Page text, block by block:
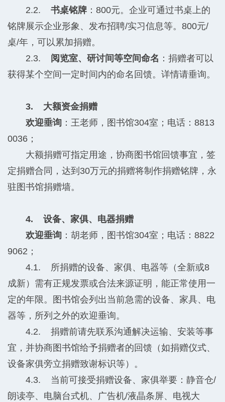
2.2. 书桌铭牌 ：800元。企业可通过书桌上的
铭牌展示企业形象、发布招聘/实习信息等。800元/
桌/年，可以累加捐赠。
2.3.
阅览室、研讨间等空间命名 ：捐赠者可以
获得某个空间一定时间内的命名回馈。详情请垂询。
3. 大额资金捐赠
欢迎垂询 ：王老师，图书馆304室；电话：8813
0036；
大额捐赠可指定用途，协商图书馆回馈事宜，签
定捐赠合同，达到30万元的捐赠将制作捐赠铭牌，永
驻图书馆捐赠墙。
4. 设备、家俱、电器捐赠
欢迎垂询 ：胡老师，图书馆304室；电话：8822
9062；
4.1. 所捐赠的设备、家俱、电器等（全新或8
成新）需有正规发票或合法来源证明，能正常使用一
定的年限。图书馆会列出当前急需的设备、家具、电
器等，所列之外的欢迎垂询。
4.2. 捐赠前请先联系沟通解决运输、安装等事
宜，并协商图书馆给予捐赠者的回馈（如捐赠仪式、
设备家俱旁立捐赠致谢标识等）。
4.3. 当前可接受捐赠设备、家俱举要：静音仓/
朗读亭、电脑台式机、广告机/液晶条屏、电视大